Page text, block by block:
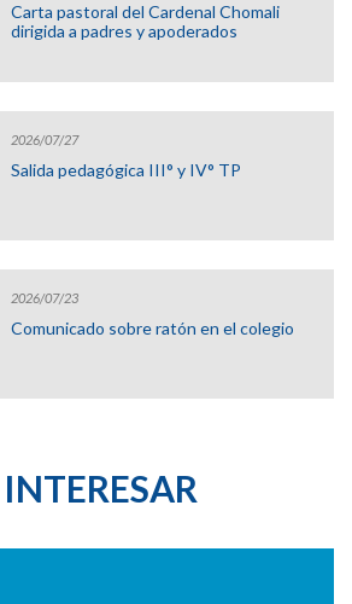
Carta pastoral del Cardenal Chomali
dirigida a padres y apoderados
2026/07/27
Salida pedagógica III° y IV° TP
2026/07/23
Comunicado sobre ratón en el colegio